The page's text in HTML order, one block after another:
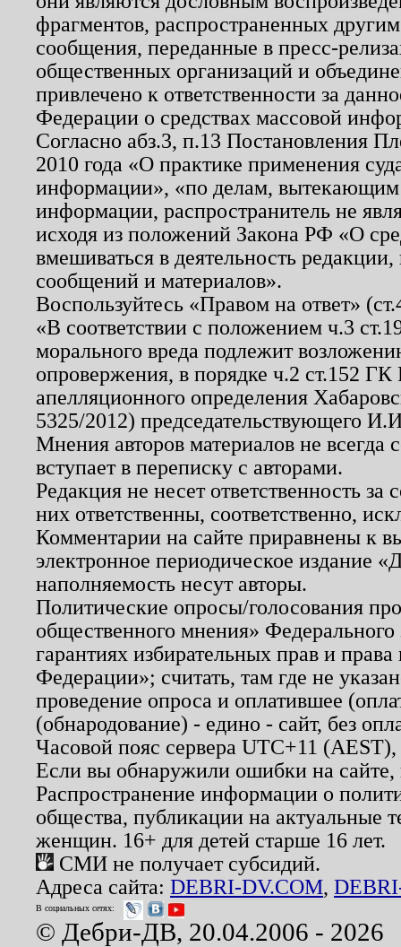
фрагментов, распространенных
сообщения, переданные в пресс-
общественных организаций и
привлечено к ответственности за
Федерации о средствах массовой
Согласно абз.3, п.13 Постановления
2010 года «О практике применения
информации», «по делам, вытекающим
информации, распространитель не
исходя из положений Закона РФ «О
вмешиваться в деятельность
сообщений и материалов».
Воспользуйтесь «Правом на ответ»
«В соответствии с положением ч.3
морального вреда подлежит
опровержения, в порядке ч.2 ст.152
апелляционного определения
5325/2012) председательствующего
Мнения авторов материалов не
вступает в переписку с авторами.
Редакция не несет ответственность
них ответственны, соответственно,
Комментарии на сайте приравнены к
электронное периодическое издание
наполняемость несут авторы.
Политические опросы/голосования
общественного мнения»
гарантиях избирательных прав и
Федерации»; считать, там где не
проведение опроса и оплатившее
(обнародование) - едино - сайт, без
Часовой пояс сервера UTC+11
Если вы обнаружили ошибки на
Распространение информации о
общества, публикации на актуальные
женщин. 16+ для детей старше 16 лет.
СМИ не получает субсидий.
Адреса сайта: DEBRI-DV.COM,
В социальных сетях:
© Дебри-ДВ, 20.04.2006 - 2026